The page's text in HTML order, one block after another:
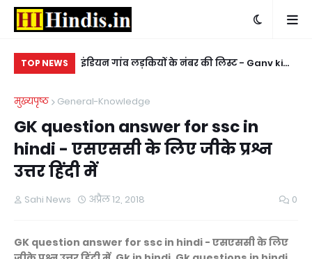
TOP NEWS
se
इंडियन गांव लड़कियों के नंबर की लिस्ट - Ganv ki
मुख्यपृष्ठ
General-Knowledge
GK question answer for ssc in
hindi - एसएससी के लिए जीके प्रश्न
उत्तर हिंदी में
Sahi News अप्रैल 12, 2018 0
GK question answer for ssc in hindi - एसएससी के लिए